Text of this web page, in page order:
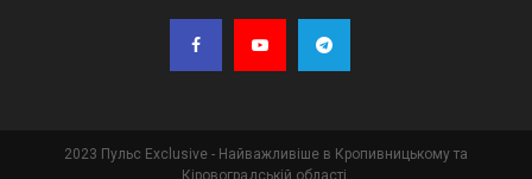
2023 Пульс Exclusive - Найважливіше в Кропивницькому та
Кіровоградській області.